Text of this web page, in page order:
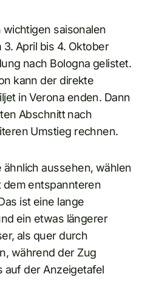
saisonalen
April bis 4. Oktober
nach Bologna gelistet.
kann der direkte
in Verona enden. Dann
Abschnitt nach
Umstieg rechnen.
aussehen, wählen
dem entspannteren
ist eine lange
ein etwas längerer
als quer durch
während der Zug
auf der Anzeigetafel